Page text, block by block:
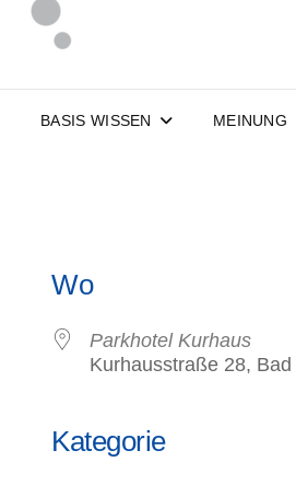
BASIS WISSEN MEINUNG
Wo
Parkhotel Kurhaus
Kurhausstraße 28,
Kategorie